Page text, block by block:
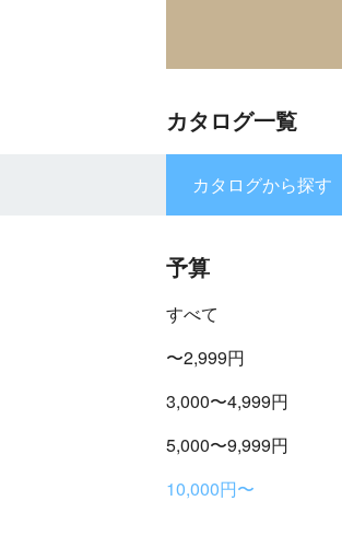
カタログ一覧
カタログから探す
予算
すべて
〜2,999円
3,000〜4,999円
5,000〜9,999円
10,000円〜